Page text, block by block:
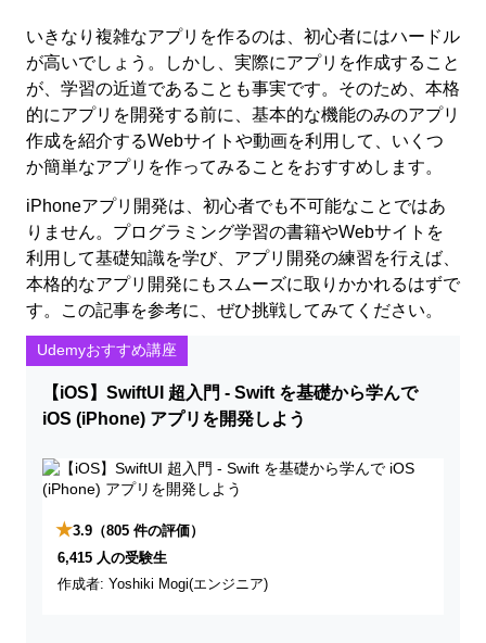
いきなり複雑なアプリを作るのは、初心者にはハードル
が高いでしょう。しかし、実際にアプリを作成すること
が、学習の近道であることも事実です。そのため、本格
的にアプリを開発する前に、基本的な機能のみのアプリ
作成を紹介するWebサイトや動画を利用して、いくつ
か簡単なアプリを作ってみることをおすすめします。
iPhoneアプリ開発は、初心者でも不可能なことではあ
りません。プログラミング学習の書籍やWebサイトを
利用して基礎知識を学び、アプリ開発の練習を行えば、
本格的なアプリ開発にもスムーズに取りかかれるはずで
す。この記事を参考に、ぜひ挑戦してみてください。
Udemyおすすめ講座
【iOS】SwiftUI 超入門 - Swift を基礎から学んで
iOS (iPhone) アプリを開発しよう
★3.9 （805 件の評価）
6,415 人の受験生
作成者: Yoshiki Mogi(エンジニア)